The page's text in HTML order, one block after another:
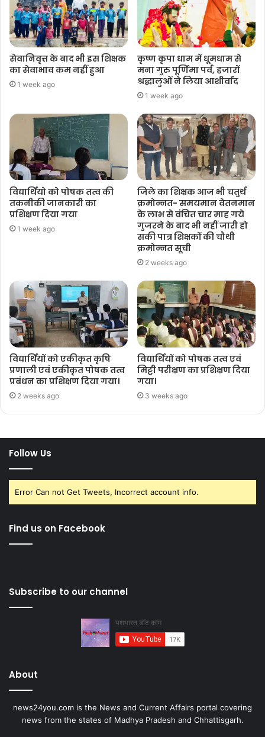
सेवानिवृत्त के बाद भी इस शिक्षक
का सेवाभाव कम नहीं हुआ
1 week ago
कृष्ण कृपा धाम में धूमधाम से
मना गुरु पूर्णिमा पर्व, हजारों
श्रद्धालुओं ने लिया आशीर्वाद
1 week ago
विद्यार्थियो को पोषक तत्व की
तकनीकी जानकारी का
प्रशिक्षण दिया गया
1 week ago
जिले का शिक्षक आज भी चतुर्थ
क्रमोन्नत- समयमान वेतनमान
के लाभ से वंचित चार माह गये
गुजरने के बाद भी नहीं जारी हो
सकी पात्र शिक्षकों की चौथी
क्रमोन्नत सूची
2 weeks ago
विद्यार्थियों को एकीकृत कृषि
प्रणाली एवं एकीकृत पोषक तत्व
प्रबंधन का प्रशिक्षण दिया गया।
2 weeks ago
विद्यार्थियों को पोषक तत्व एवं
मिट्टी परीक्षण का प्रशिक्षण दिया
गया।
3 weeks ago
Follow Us
Error Can not Get Tweets, Incorrect account info.
Find us on Facebook
Subscribe to our channel
About
news24you.com is the News and Current Affairs portal covering
news from the states of Madhya Pradesh and Chhattisgarh.